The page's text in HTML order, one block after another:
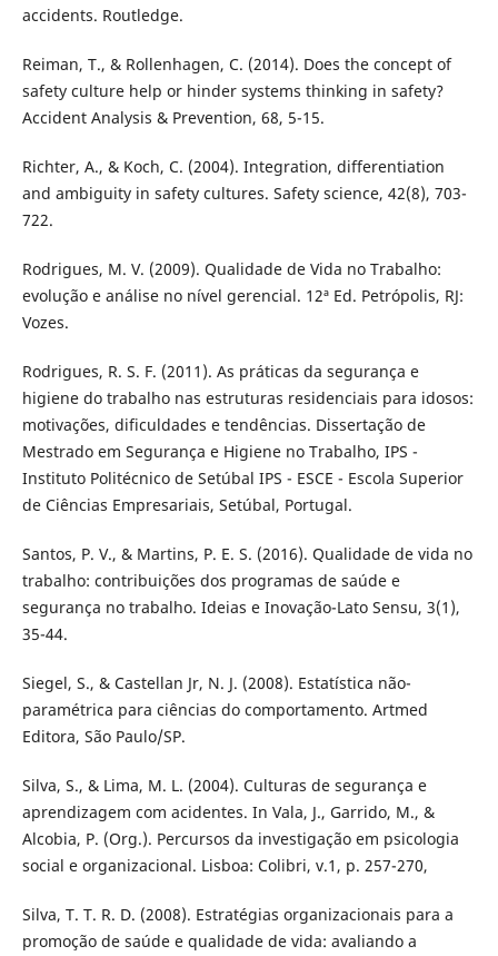
accidents. Routledge.
Reiman, T., & Rollenhagen, C. (2014). Does the concept of
safety culture help or hinder systems thinking in safety?
Accident Analysis & Prevention, 68, 5-15.
Richter, A., & Koch, C. (2004). Integration, differentiation
and ambiguity in safety cultures. Safety science, 42(8), 703-
722.
Rodrigues, M. V. (2009). Qualidade de Vida no Trabalho:
evolução e análise no nível gerencial. 12ª Ed. Petrópolis, RJ:
Vozes.
Rodrigues, R. S. F. (2011). As práticas da segurança e
higiene do trabalho nas estruturas residenciais para idosos:
motivações, dificuldades e tendências. Dissertação de
Mestrado em Segurança e Higiene no Trabalho, IPS -
Instituto Politécnico de Setúbal IPS - ESCE - Escola Superior
de Ciências Empresariais, Setúbal, Portugal.
Santos, P. V., & Martins, P. E. S. (2016). Qualidade de vida no
trabalho: contribuições dos programas de saúde e
segurança no trabalho. Ideias e Inovação-Lato Sensu, 3(1),
35-44.
Siegel, S., & Castellan Jr, N. J. (2008). Estatística não-
paramétrica para ciências do comportamento. Artmed
Editora, São Paulo/SP.
Silva, S., & Lima, M. L. (2004). Culturas de segurança e
aprendizagem com acidentes. In Vala, J., Garrido, M., &
Alcobia, P. (Org.). Percursos da investigação em psicologia
social e organizacional. Lisboa: Colibri, v.1, p. 257-270,
Silva, T. T. R. D. (2008). Estratégias organizacionais para a
promoção de saúde e qualidade de vida: avaliando a